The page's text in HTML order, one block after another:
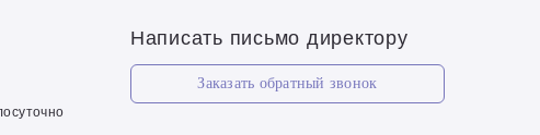
Написать письмо директору
Заказать обратный звонок